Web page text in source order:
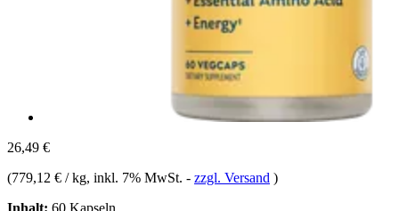
26,49 €
(779,12 € / kg, inkl. 7% MwSt. - zzgl. Versand )
Inhalt: 60 Kapseln